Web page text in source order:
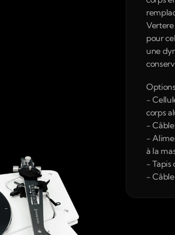
pour
une
-
corps
-
-
à la
- Tapis
-